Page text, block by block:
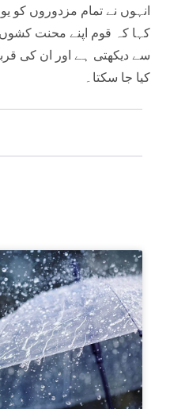
انہوں نے تمام مزدوروں کو
کہا کہ قوم اپنے محنت
سے دیکھتی ہے اور ان کی
کیا جا سکتا۔